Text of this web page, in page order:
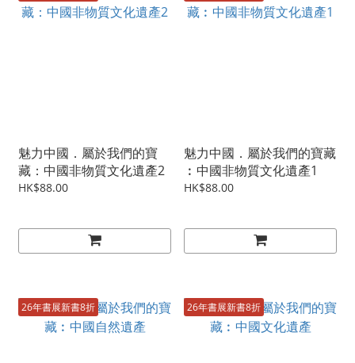
魅力中國．屬於我們的寶
藏：中國非物質文化遺產2
HK$88.00
魅力中國．屬於我們的寶藏
︰中國非物質文化遺產1
HK$88.00
26年書展新書8折 26年書展新書8折